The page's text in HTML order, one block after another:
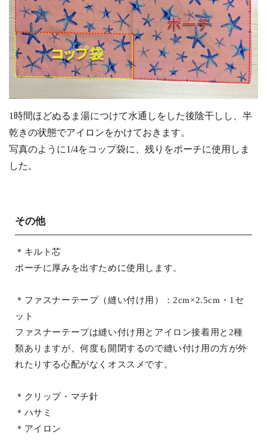
1時間ほどぬるま湯につけて水通しをした後陰干しし、半
乾きの状態でアイロンをかけておきます。
写真のように1/4をコップ袋に、残りをポーチに使用しま
した。
その他
＊キルト芯
ポーチに厚みを出すために使用します。
＊ファスナーテープ（縫い付け用）：2cm×2.5cm・1セ
ット
ファスナーテープは縫い付け用とアイロン接着用と2種
類ありますが、何度も開閉するので縫い付け用の方が外
れたりする心配がなくオススメです。
＊クリップ・マチ針
＊ハサミ
＊アイロン